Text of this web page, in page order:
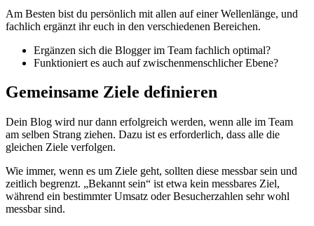
Am Besten bist du persönlich mit allen auf einer Wellenlänge, und
fachlich ergänzt ihr euch in den verschiedenen Bereichen.
Ergänzen sich die Blogger im Team fachlich optimal?
Funktioniert es auch auf zwischenmenschlicher Ebene?
Gemeinsame Ziele definieren
Dein Blog wird nur dann erfolgreich werden, wenn alle im Team
am selben Strang ziehen. Dazu ist es erforderlich, dass alle die
gleichen Ziele verfolgen.
Wie immer, wenn es um Ziele geht, sollten diese messbar sein und
zeitlich begrenzt. „Bekannt sein“ ist etwa kein messbares Ziel,
während ein bestimmter Umsatz oder Besucherzahlen sehr wohl
messbar sind.